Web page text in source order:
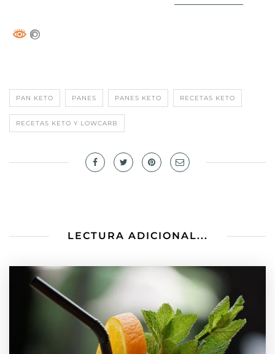
PAN KETO PANES PANES KETO RECETAS KETO
RECETAS KETO Y LOWCARB
LECTURA ADICIONAL...